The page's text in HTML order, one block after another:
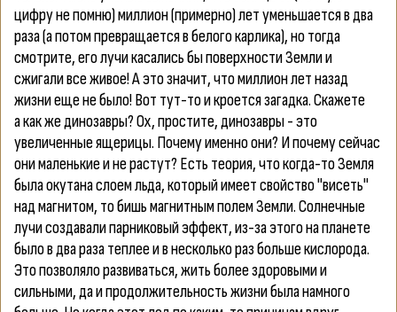
цифру не помню) миллион (примерно) лет уменьшается в два
раза (а потом превращается в белого карлика), но тогда
смотрите, его лучи касались бы поверхности Земли и
сжигали все живое! А это значит, что миллион лет назад
жизни еще не было! Вот тут-то и кроется загадка. Скажете
а как же динозавры? Ох, простите, динозавры - это
увеличенные ящерицы. Почему именно они? И почему сейчас
они маленькие и не растут? Есть теория, что когда-то Земля
была окутана слоем льда, который имеет свойство "висеть"
над магнитом, то бишь магнитным полем Земли. Солнечные
лучи создавали парниковый эффект, из-за этого на планете
было в два раза теплее и в несколько раз больше кислорода.
Это позволяло развиваться, жить более здоровыми и
сильными, да и продолжительность жизни была намного